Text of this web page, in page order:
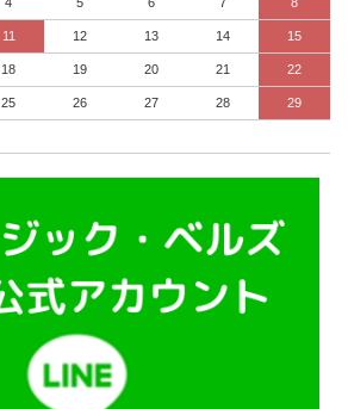
11 12 13 14 15
18 19 20 21 22
25 26 27 28 29